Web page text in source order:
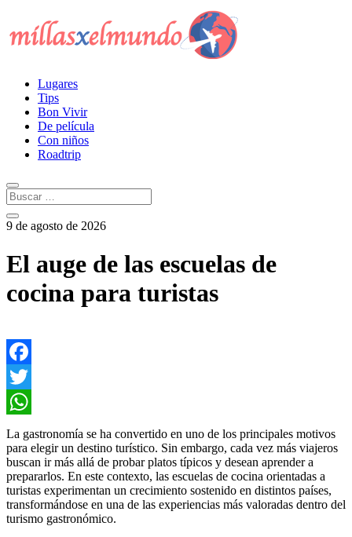
Lugares
Tips
Bon Vivir
De película
Con niños
Roadtrip
9 de agosto de 2026
El auge de las escuelas de
cocina para turistas
Facebook
Twitter
WhatsApp
La gastronomía se ha convertido en uno de los principales motivos
para elegir un destino turístico. Sin embargo, cada vez más viajeros
buscan ir más allá de probar platos típicos y desean aprender a
prepararlos. En este contexto, las escuelas de cocina orientadas a
turistas experimentan un crecimiento sostenido en distintos países,
transformándose en una de las experiencias más valoradas dentro del
turismo gastronómico.